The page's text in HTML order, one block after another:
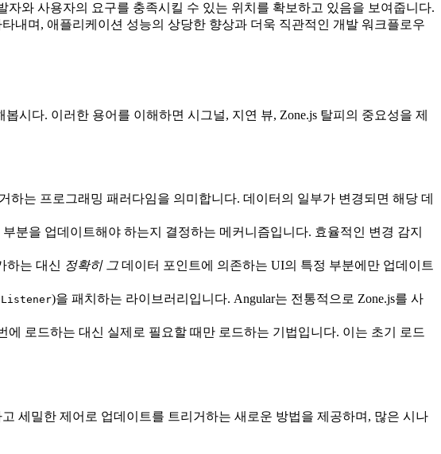
와 사용자의 요구를 충족시킬 수 있는 위치를 확보하고 있음을 보여줍니다.
내며, 애플리케이션 성능의 상당한 향상과 더욱 직관적인 개발 워크플로우
시다. 이러한 용어를 이해하면 시그널, 지연 뷰, Zone.js 탈피의 중요성을 제
는 프로그래밍 패러다임을 의미합니다. 데이터의 일부가 변경되면 해당 데
분을 업데이트해야 하는지 결정하는 메커니즘입니다. 효율적인 변경 감지
하는 대신 정확히 그 데이터 포인트에 의존하는 UI의 특정 부분에만 업데이트
)을 패치하는 라이브러리입니다. Angular는 전통적으로 Zone.js를 사
로드하는 대신 실제로 필요할 때만 로드하는 기법입니다. 이는 초기 로드
세밀한 제어로 업데이트를 트리거하는 새로운 방법을 제공하며, 많은 시나